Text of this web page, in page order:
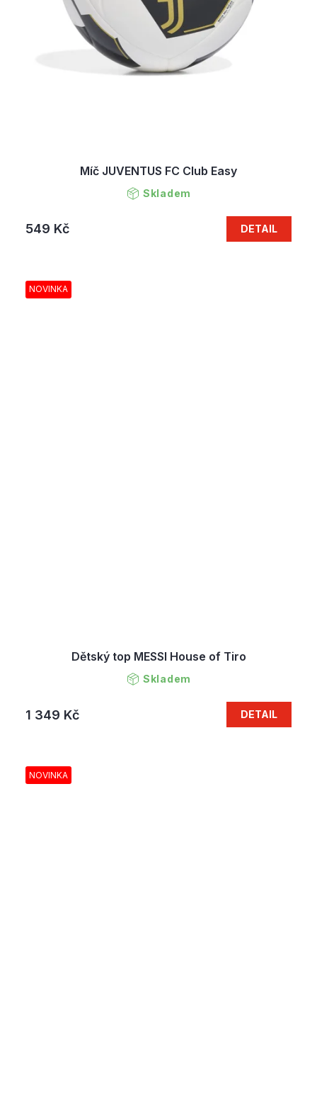
Míč JUVENTUS FC Club Easy
Skladem
549 Kč DETAIL
NOVINKA
Dětský top MESSI House of Tiro
Skladem
1 349 Kč DETAIL
NOVINKA